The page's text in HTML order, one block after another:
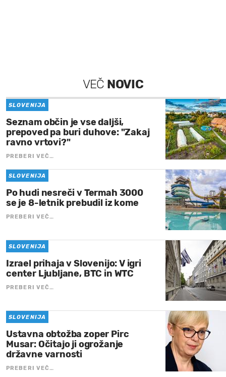
VEČ NOVIC
SLOVENIJA
Seznam občin je vse daljši,
prepoved pa buri duhove: "Zakaj
ravno vrtovi?"
PREBERI VEČ…
SLOVENIJA
Po hudi nesreči v Termah 3000
se je 8-letnik prebudil iz kome
PREBERI VEČ…
SLOVENIJA
Izrael prihaja v Slovenijo: V igri
center Ljubljane, BTC in WTC
PREBERI VEČ…
SLOVENIJA
Ustavna obtožba zoper Pirc
Musar: Očitajo ji ogrožanje
državne varnosti
PREBERI VEČ…